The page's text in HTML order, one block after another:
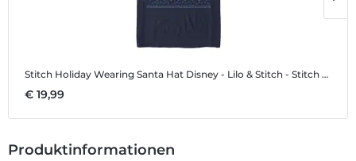
Stitch Holiday Wearing Santa Hat Disney - Lilo & Stitch - Stitch Holiday Wearing Santa Hat - Männer T-Shirt
€ 19,99
Produktinformationen